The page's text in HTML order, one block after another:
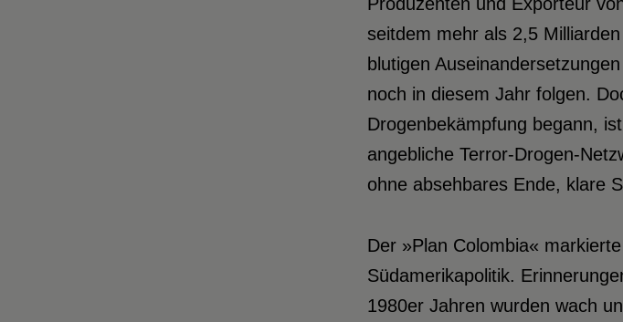
seitdem mehr als 2,5
blutigen
noch in diesem Jahr folgen.
Drogenbekämpfung begann,
angebliche Terror-Drogen-
ohne absehbares Ende, klare
Der »Plan Colombia«
Südamerikapolitik.
1980er Jahren wurden wach